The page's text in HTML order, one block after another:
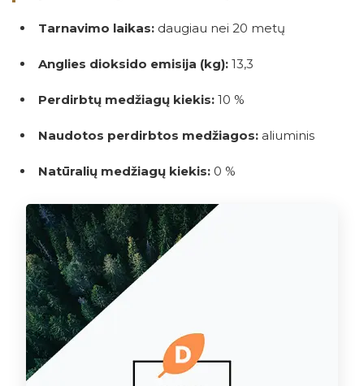
Tarnavimo laikas: daugiau nei 20 metų
Anglies dioksido emisija (kg): 13,3
Perdirbtų medžiagų kiekis: 10 %
Naudotos perdirbtos medžiagos: aliuminis
Natūralių medžiagų kiekis: 0 %